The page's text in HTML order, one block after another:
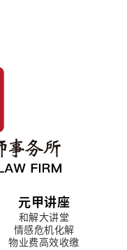
元甲讲座
和解大讲堂
情感危机化解
物业费高效收缴